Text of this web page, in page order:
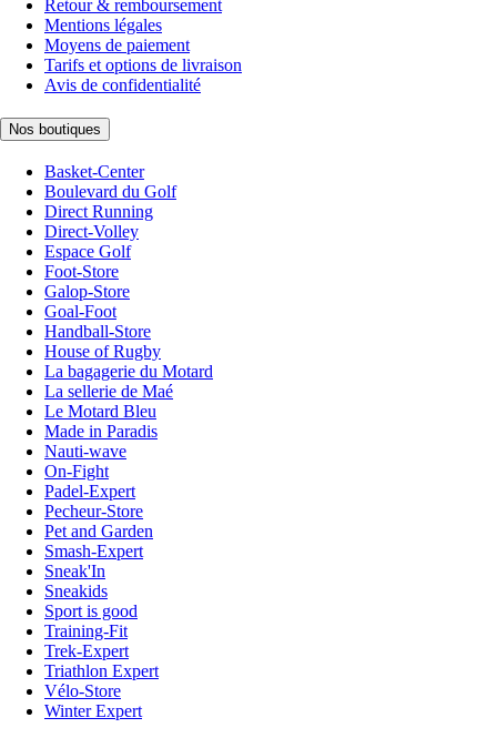
Retour & remboursement
Mentions légales
Moyens de paiement
Tarifs et options de livraison
Avis de confidentialité
Nos boutiques
Basket-Center
Boulevard du Golf
Direct Running
Direct-Volley
Espace Golf
Foot-Store
Galop-Store
Goal-Foot
Handball-Store
House of Rugby
La bagagerie du Motard
La sellerie de Maé
Le Motard Bleu
Made in Paradis
Nauti-wave
On-Fight
Padel-Expert
Pecheur-Store
Pet and Garden
Smash-Expert
Sneak'In
Sneakids
Sport is good
Training-Fit
Trek-Expert
Triathlon Expert
Vélo-Store
Winter Expert